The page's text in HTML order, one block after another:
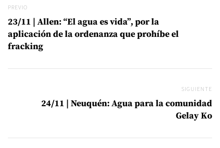
Previo
PREVIO
23/11 | Allen: “El agua es vida”, por la
aplicación de la ordenanza que prohíbe el
fracking
SIGUIENTE
24/11 | Neuquén: Agua para la comunidad
Gelay Ko